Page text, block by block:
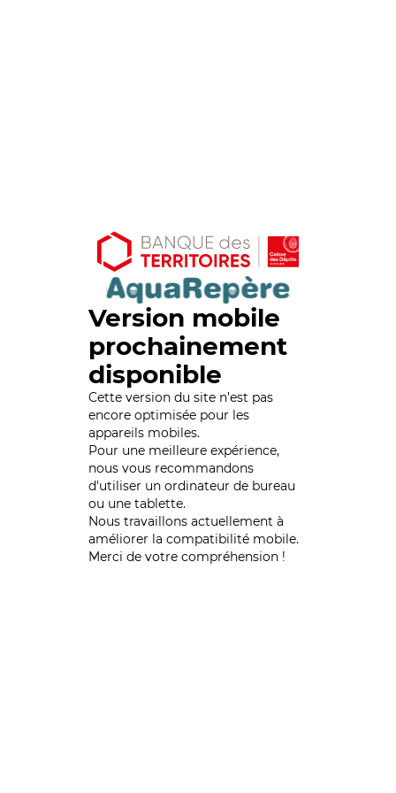
Version mobile
prochainement
disponible
Cette version du site n’est pas
encore optimisée pour les
appareils mobiles.
Pour une meilleure expérience,
nous vous recommandons
d'utiliser un ordinateur de bureau
ou une tablette.
Nous travaillons actuellement à
améliorer la compatibilité mobile.
Merci de votre compréhension !